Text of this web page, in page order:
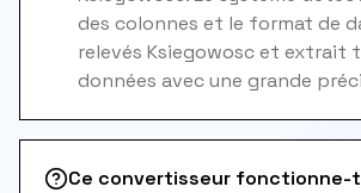
des colonnes et le format de
relevés Ksiegowosc et extrait
données avec une grande
Ce convertisseur fonctionne-